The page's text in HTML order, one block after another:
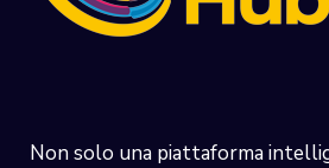
Non solo una piattaforma